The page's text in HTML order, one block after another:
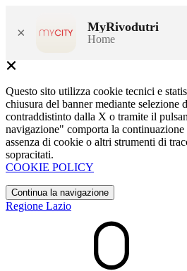
× MyRivodutri
Home
Questo sito utilizza cookie tecnici e
chiusura del banner mediante selezione
contraddistinto dalla X o tramite il
navigazione" comporta la
assenza di cookie o altri strumenti di
sopracitati.
COOKIE POLICY
Continua la navigazione
Regione Lazio